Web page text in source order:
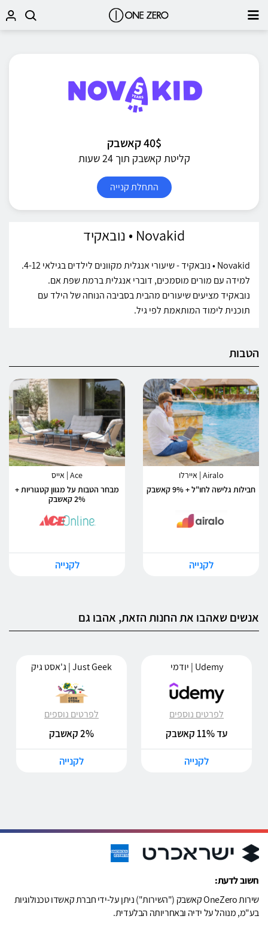
40$ קאשבק
קליטת קאשבק תוך 24 שעות
התחלת קנייה
Novakid • נובאקיד
Novakid • נובאקיד - שיעורי אנגלית מקוונים לילדים בגילאי 4-12.
למידה עם מורים מוסמכים, דוברי אנגלית ברמת שפת אם.
נובאקיד מציעים שיעורים מהבית בסביבה הנוחה של הילד עם
תוכנית לימוד המותאמת לפי גיל.
הטבות
Airalo | איירלו
חבילות גלישה לחו"ל + 9% קאשבק
לקנייה
Ace | אייס
מבחר הטבות על מגוון קטגוריות +
2% קאשבק
לקנייה
אנשים שאהבו את החנות הזאת, אהבו גם
Udemy | יודמי
לפרטים נוספים
עד 11% קאשבק
לקנייה
Just Geek | ג'אסט גיק
לפרטים נוספים
2% קאשבק
לקנייה
חשוב לדעת:
שירות OneZero קאשבק ("השירות") ניתן על-ידי חברת קאשדו טכנולוגיות
בע"מ, מנוהל על ידיה ובאחריותה הבלעדית.